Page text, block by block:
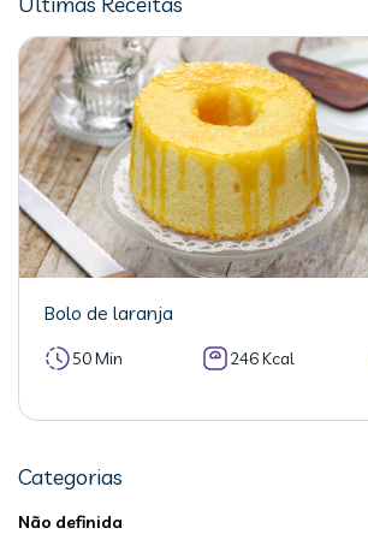
Bolo de laranja
50 Min 246 Kcal
Categorias
Não definida